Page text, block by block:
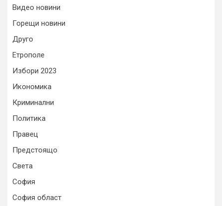
Видео новини
Горещи новини
Друго
Етрополе
Избори 2023
Икономика
Криминални
Политика
Правец
Предстоящо
Света
София
София област